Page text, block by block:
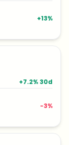
+13%
+7.2% 30d
-3%